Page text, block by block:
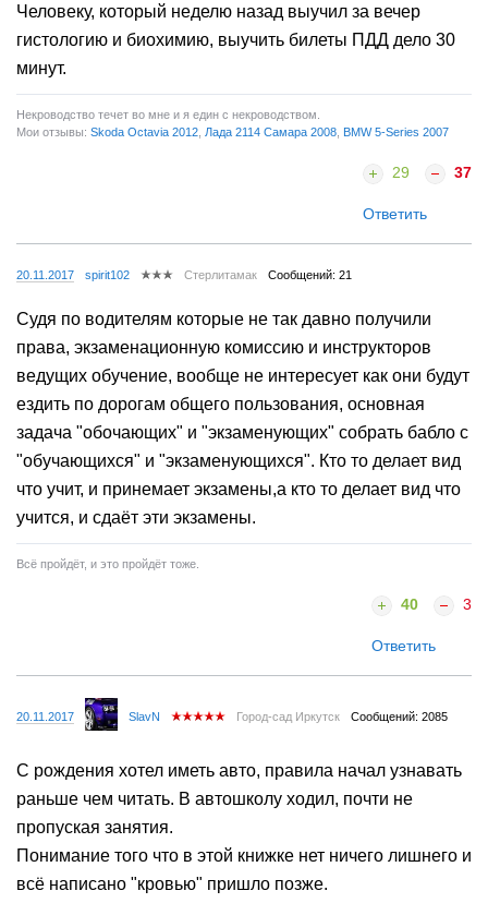
Человеку, который неделю назад выучил за вечер
гистологию и биохимию, выучить билеты ПДД дело 30
минут.
Некроводство течет во мне и я един с некроводством.
Мои отзывы: Skoda Octavia 2012 Лада 2114 Самара 2008 BMW 5-Series 2007
29 37
Ответить
20.11.2017 spirit102 Стерлитамак Сообщений: 21
Судя по водителям которые не так давно получили
права, экзаменационную комиссию и инструкторов
ведущих обучение, вообще не интересует как они будут
ездить по дорогам общего пользования, основная
задача "обочающих" и "экзаменующих" собрать бабло с
"обучающихся" и "экзаменующихся". Кто то делает вид
что учит, и принемает экзамены,а кто то делает вид что
учится, и сдаёт эти экзамены.
Всё пройдёт, и это пройдёт тоже.
40 3
Ответить
20.11.2017 SlavN Город-сад Иркутск Сообщений: 2085
С рождения хотел иметь авто, правила начал узнавать
раньше чем читать. В автошколу ходил, почти не
пропуская занятия.
Понимание того что в этой книжке нет ничего лишнего и
всё написано "кровью" пришло позже.